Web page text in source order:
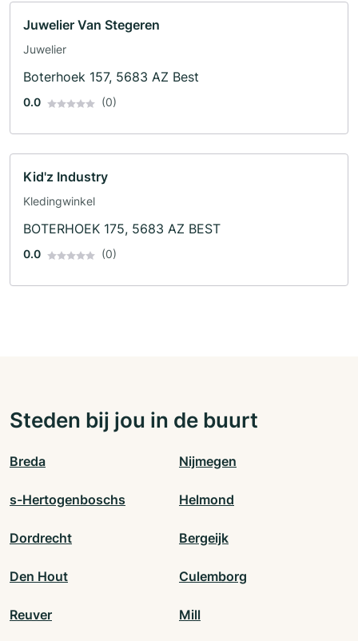
Juwelier Van Stegeren
Juwelier
Boterhoek 157, 5683 AZ Best
0.0 (0)
Kid'z Industry
Kledingwinkel
BOTERHOEK 175, 5683 AZ BEST
0.0 (0)
Steden bij jou in de buurt
Breda Nijmegen
s-Hertogenboschs Helmond
Dordrecht Bergeijk
Den Hout Culemborg
Reuver Mill